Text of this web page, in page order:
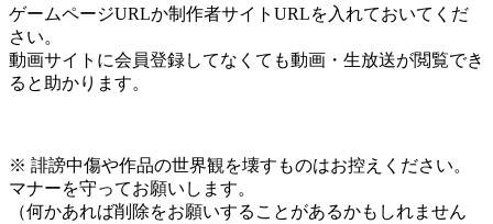
ゲームページURLか制作者サイトURLを入れておいてくだ
さい。
動画サイトに会員登録してなくても動画・生放送が閲覧でき
ると助かります。
※ 誹謗中傷や作品の世界観を壊すものはお控えください。
マナーを守ってお願いします。
（何かあれば削除をお願いすることがあるかもしれません